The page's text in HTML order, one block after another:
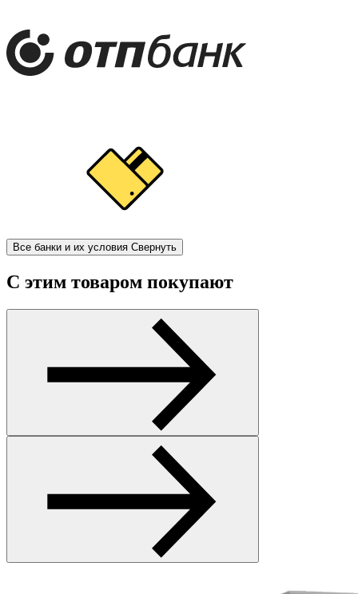
Все банки и их условия Свернуть
С этим товаром покупают